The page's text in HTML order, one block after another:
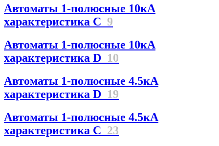
Автоматы 1-полюсные 10кА
характеристика C 9
Автоматы 1-полюсные 10кА
характеристика D 10
Автоматы 1-полюсные 4.5кА
характеристика D 19
Автоматы 1-полюсные 4.5кА
характеристика С 23